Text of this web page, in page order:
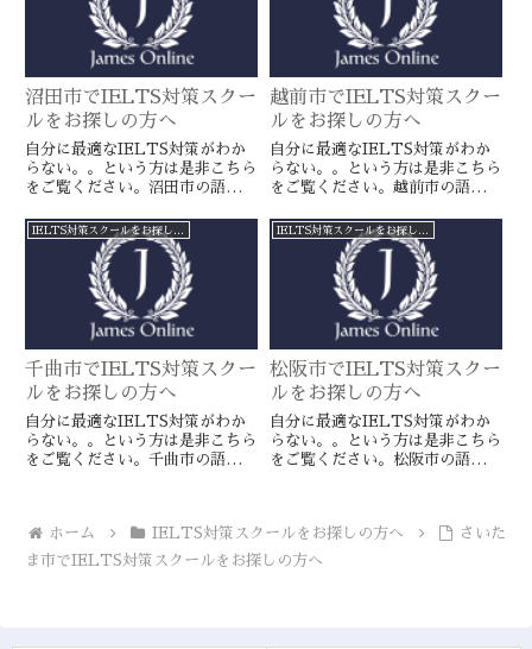
学受験を有利に進めたい方に是
内大学受験を有利に進めたい方に
沼田市でIELTS対策スクー
ルをお探しの方へ
自分に最適なIELTS対策がわか
らない。。という方は是非こちら
をご覧ください。沼田市の語学ス
ラインのIELTS対策ならより確
実に目標達成が近づきます。海外
留学や移住をお考えの方や国内大
学受験を有利に進めたい方に是
越前市でIELTS対策スクー
ルをお探しの方へ
自分に最適なIELTS対策がわか
らない。。という方は是非こちら
をご覧ください。越前市の語学ス
ラインのIELTS対策ならより確
実に目標達成が近づきます。海外
留学や移住をお考えの方や国内大
学受験を有利に進めたい方に是
IELTS対策スクールをお探しの方へ
千曲市でIELTS対策スクー
ルをお探しの方へ
自分に最適なIELTS対策がわか
らない。。という方は是非こちら
をご覧ください。千曲市の語学ス
留学や移住をお考えの方や国内大
学受験を有利に進めたい方に是
IELTS対策スクールをお探しの方へ
松阪市でIELTS対策スクー
ルをお探しの方へ
自分に最適なIELTS対策がわか
らない。。という方は是非こちら
をご覧ください。松阪市の語学ス
留学や移住をお考えの方や国内大
学受験を有利に進めたい方に是
ホーム IELTS対策スクールをお探しの方へ
さいた
ま市でIELTS対策スクールをお探しの方へ